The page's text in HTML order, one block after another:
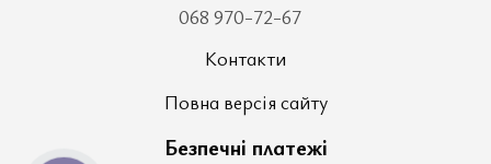
068 970-72-67
Контакти
Повна версія сайту
Безпечні платежі